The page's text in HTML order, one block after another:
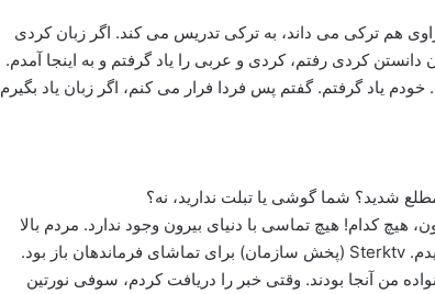
هم ترکی می داند، به ترکی تدریس می کند. اگر زبان کردی
ترکی صحبت کنید. من در سال ۲۰۱۹ بدون دانستن کردی رفتم، کردی و عربی را یاد گرفتم و به اینجا آمدم.
یاد گرفتم. گفتم پس فردا فرار می کنم، اگر زبان یاد بگیرم
شدید؟ شما گوشی یا تبلت ندارید، نه؟
هیچ کدام! هیچ تماسی با دنیای بیرون وجود ندارد. مردم بالا
تلویزیون تماشا می کنند. خانواده ام را هم در ستاد دیدم. Sterktv (پخش سازمان) برای تماشای فرماندهان باز بود.
من آنجا بودند. وقتی خبر را دریافت کردم، سوفی نورتین